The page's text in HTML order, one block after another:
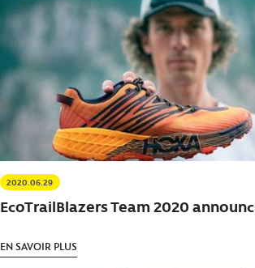
2020.06.29
EcoTrailBlazers Team 2020
EN SAVOIR PLUS